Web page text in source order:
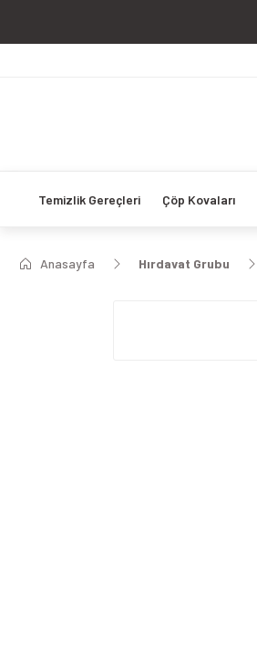
Temizlik Gereçleri Çöp Kovaları
Anasayfa Hırdavat Grubu